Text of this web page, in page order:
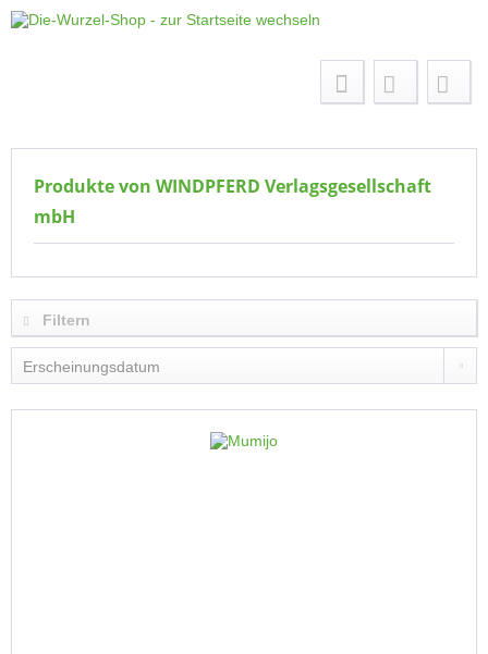
Produkte von WINDPFERD Verlagsgesellschaft
mbH
Filtern